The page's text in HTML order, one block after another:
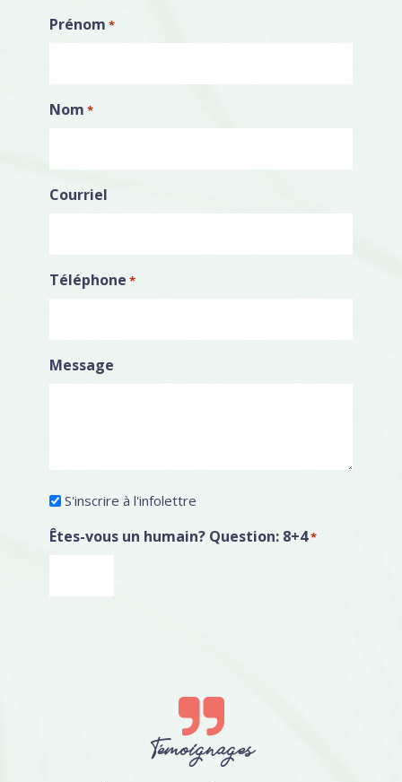
Prénom *
Nom *
Courriel
Téléphone *
Message
Infolettre
S'inscrire à l'infolettre
Êtes-vous un humain? Question: 8+4*
Témoignages